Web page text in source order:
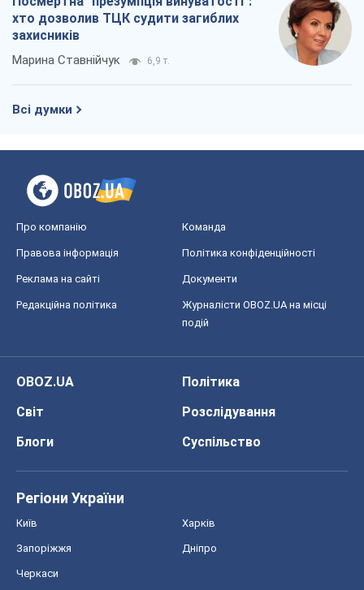
хто дозволив ТЦК судити загиблих
захисників
Марина Ставнійчук 6,9 т.
Всі думки
Про компанію Команда
Правова інформація Політика конфіденційності
Реклама на сайті Документи
Редакційна політика
Журналісти OBOZ.UA на місці
подій
OBOZ.UA
Політика
Світ
Розслідування
Блоги
Суспільство
Регіони України
Київ Харків
Запоріжжя Дніпро
Черкаси